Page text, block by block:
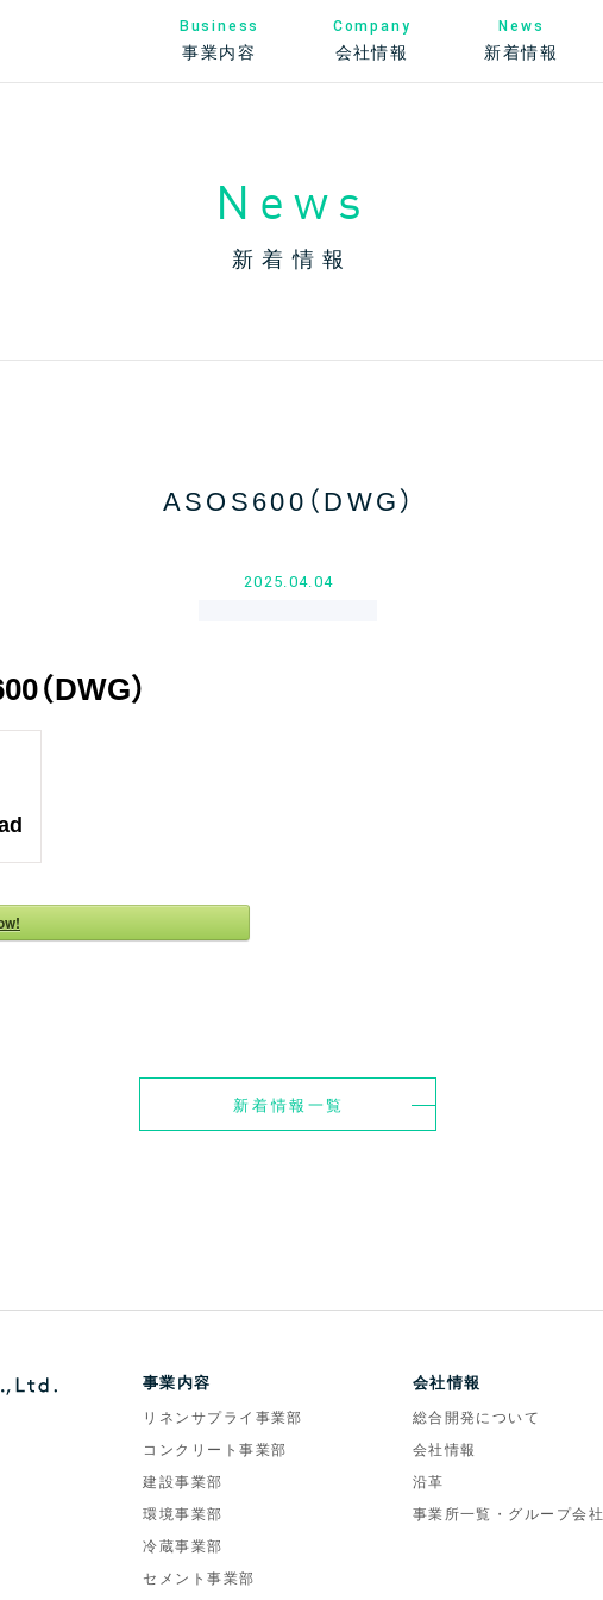
Business
事業内容
Company
会社情報
News
新着情報
News
新着情報
ASOS600（DWG）
2025.04.04
（DWG）
新着情報一覧
事業内容
リネンサプライ事業部
コンクリート事業部
建設事業部
環境事業部
冷蔵事業部
セメント事業部
会社情報
総合開発について
会社情報
沿革
事業所一覧・グループ会社